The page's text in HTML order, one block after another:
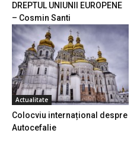
DREPTUL UNIUNII EUROPENE
– Cosmin Santi
Actualitate
Colocviu internațional despre
Autocefalie